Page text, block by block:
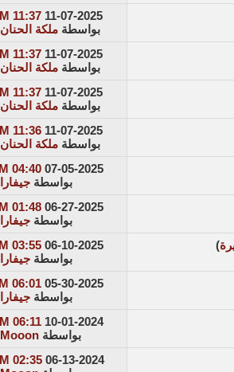
11-07-2025
11:37 AM
بواسطة ملكة الحنان
11-07-2025
11:37 AM
بواسطة ملكة الحنان
11-07-2025
11:37 AM
بواسطة ملكة الحنان
11-07-2025
11:36 AM
بواسطة ملكة الحنان
07-05-2025
04:40 PM
بواسطة جيفارا
06-27-2025
01:48 PM
بواسطة جيفارا
)
06-10-2025
03:55 PM
بواسطة جيفارا
05-30-2025
06:01 PM
بواسطة جيفارا
10-01-2024
06:11 AM
بواسطة Mooon
06-13-2024
02:35 AM